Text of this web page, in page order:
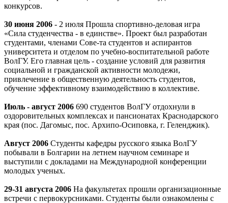
конкурсов.
30 июня 2006 - 2 июля Прошла спортивно-деловая игра
«Сила студенчества - в единстве». Проект был разработан
студентами, членами Сове-та студентов и аспирантов
университета и отделом по учебно-воспитательной работе
ВолГУ. Его главная цель - создание условий для развития
социальной и гражданской активности молодежи,
привлечение в общественную деятельность студентов,
обучение эффективному взаимодействию в коллективе.
Июль - август 2006 690 студентов ВолГУ отдохнули в
оздоровительных комплексах и пансионатах Краснодарского
края (пос. Дагомыс, пос. Архипо-Осиповка, г. Геленджик).
Август 2006 Студенты кафедры русского языка ВолГУ
побывали в Болгарии на летнем научном семинаре и
выступили с докладами на Международной конференции
молодых ученых.
29-31 августа 2006 На факультетах прошли организационные
встречи с первокурсниками. Студенты были ознакомлены с